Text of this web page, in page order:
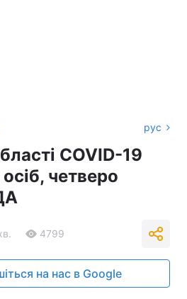
рус
COVID-19
четверо
4799
на нас в Google